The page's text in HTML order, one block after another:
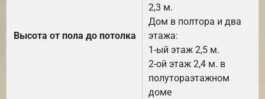
Высота от пола до потолка
2,3 м.
Дом в полтора и два
этажа:
1-ый этаж 2,5 м.
2-ой этаж 2,4 м. в
полутораэтажном
доме